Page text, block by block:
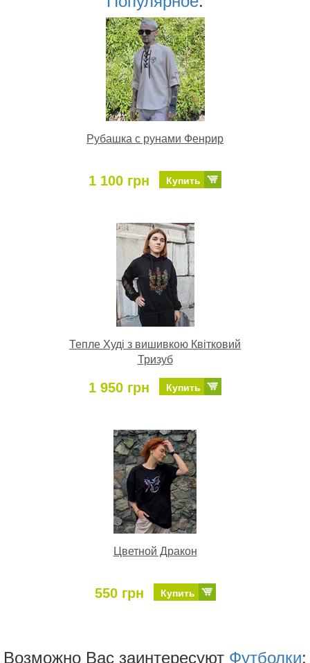
Рубашка с рунами Фенрир
1 100 грн Купить
Тепле Худі з вишивкою Квітковий
Тризуб
1 950 грн Купить
Цветной Дракон
550 грн Купить
Возможно Ваc заинтересуют Футболки: